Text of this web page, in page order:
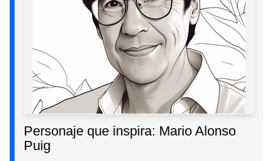
Personaje que inspira: Mario Alonso
Puig